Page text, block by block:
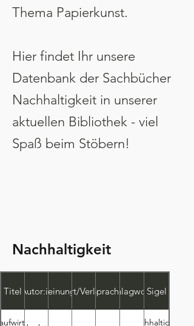
Thema Papierkunst.
Hier findet Ihr unsere
Datenbank der Sachbücher
Nachhaltigkeit in unserer
aktuellen Bibliothek - viel
Spaß beim Stöbern!
Nachhaltigkeit
TitelAutor:in
Erscheinungsjahr
Ort/VerlagSpracheSchlagworteSigel
Nachhaltigkeit